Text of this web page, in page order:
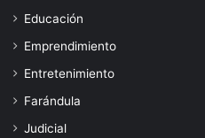
Educación
Emprendimiento
Entretenimiento
Farándula
Judicial